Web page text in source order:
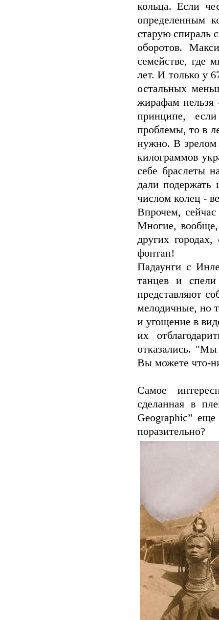
кольца. Если
определенным
старую спираль
оборотов.
семействе,
лет. И только у
остальных
жирафам
принципе,
проблемы, то в
нужно. В зрелом
килограммов
себе браслеты
дали
числом колец -
Впрочем,
Многие,
других
фонтан!
Падаунги с
танцев и
представляют
мелодичные, но
и угощение в
их
отказались.
Вы можете что-
Самое
сделанная в
Geographic”
поразительно?